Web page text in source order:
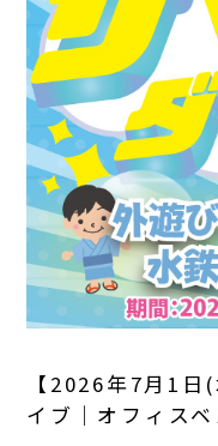
【2026年7月1
イブ｜オフィス